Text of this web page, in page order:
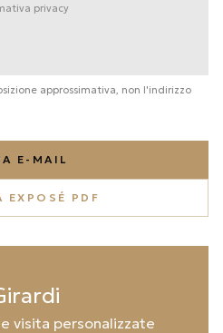
privacy
approssimativa, non l'indirizzo
E-MAIL
EXPOSÉ PDF
visita personalizzate